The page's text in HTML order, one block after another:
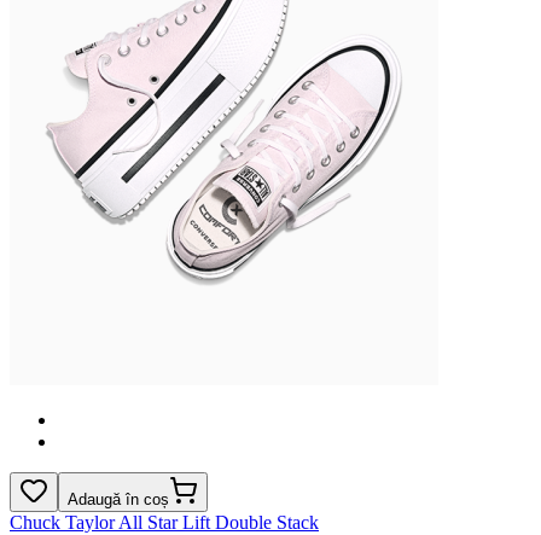
Adaugă în coș
Chuck Taylor All Star Lift Double Stack